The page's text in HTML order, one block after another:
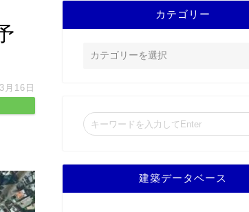
16日
カテゴリー
建築データベース